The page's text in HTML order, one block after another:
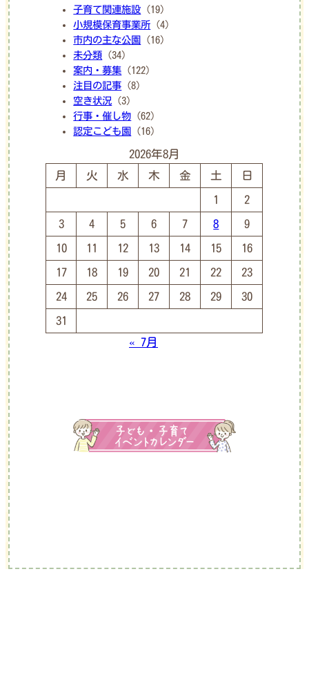
子育て関連施設 (19)
小規模保育事業所 (4)
市内の主な公園 (16)
未分類 (34)
案内・募集 (122)
注目の記事 (8)
空き状況 (3)
行事・催し物 (62)
認定こども園 (16)
2026年8月
月
火 水 木 金 土 日
1 2
3 4 5 6 7 8 9
10 11 12 13 14 15 16
17 18 19 20 21 22 23
24 25 26 27 28 29 30
31
« 7月